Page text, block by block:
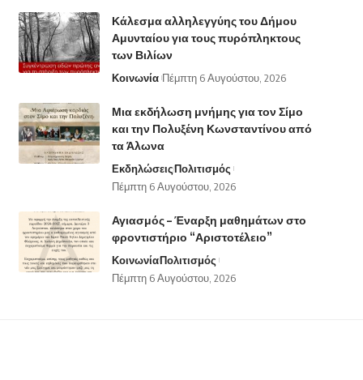
Κάλεσμα αλληλεγγύης του Δήμου
Αμυνταίου για τους πυρόπληκτους
των Βιλίων
Κοινωνία Πέμπτη 6 Αυγούστου, 2026
Μια εκδήλωση μνήμης για τον Σίμο
και την Πολυξένη Κωνσταντίνου από
τα Άλωνα
ΕκδηλώσειςΠολιτισμός
Πέμπτη 6 Αυγούστου, 2026
Αγιασμός – Έναρξη μαθημάτων στο
φροντιστήριο “Αριστοτέλειο”
ΚοινωνίαΠολιτισμός
Πέμπτη 6 Αυγούστου, 2026